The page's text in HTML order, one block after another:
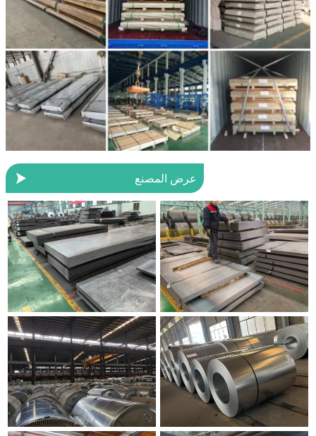
 عرض المصنع